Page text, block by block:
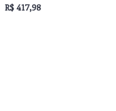
R$ 417,98